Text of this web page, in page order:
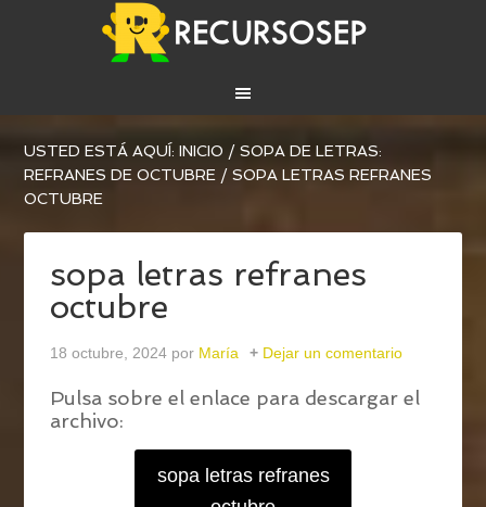
USTED ESTÁ AQUÍ:INICIO / SOPA DE LETRAS:
REFRANES DE OCTUBRE / SOPA LETRAS REFRANES
OCTUBRE
sopa letras refranes
octubre
18 octubre, 2024 por María Dejar un comentario
Pulsa sobre el enlace para descargar el
archivo:
sopa letras refranes